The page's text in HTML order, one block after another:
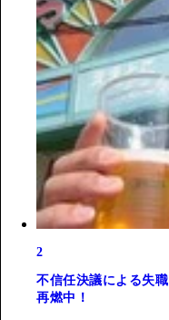
2
不信任決議による失
再燃中！